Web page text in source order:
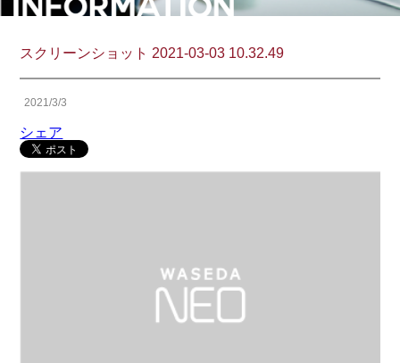
スクリーンショット 2021-03-03 10.32.49
2021/3/3
シェア